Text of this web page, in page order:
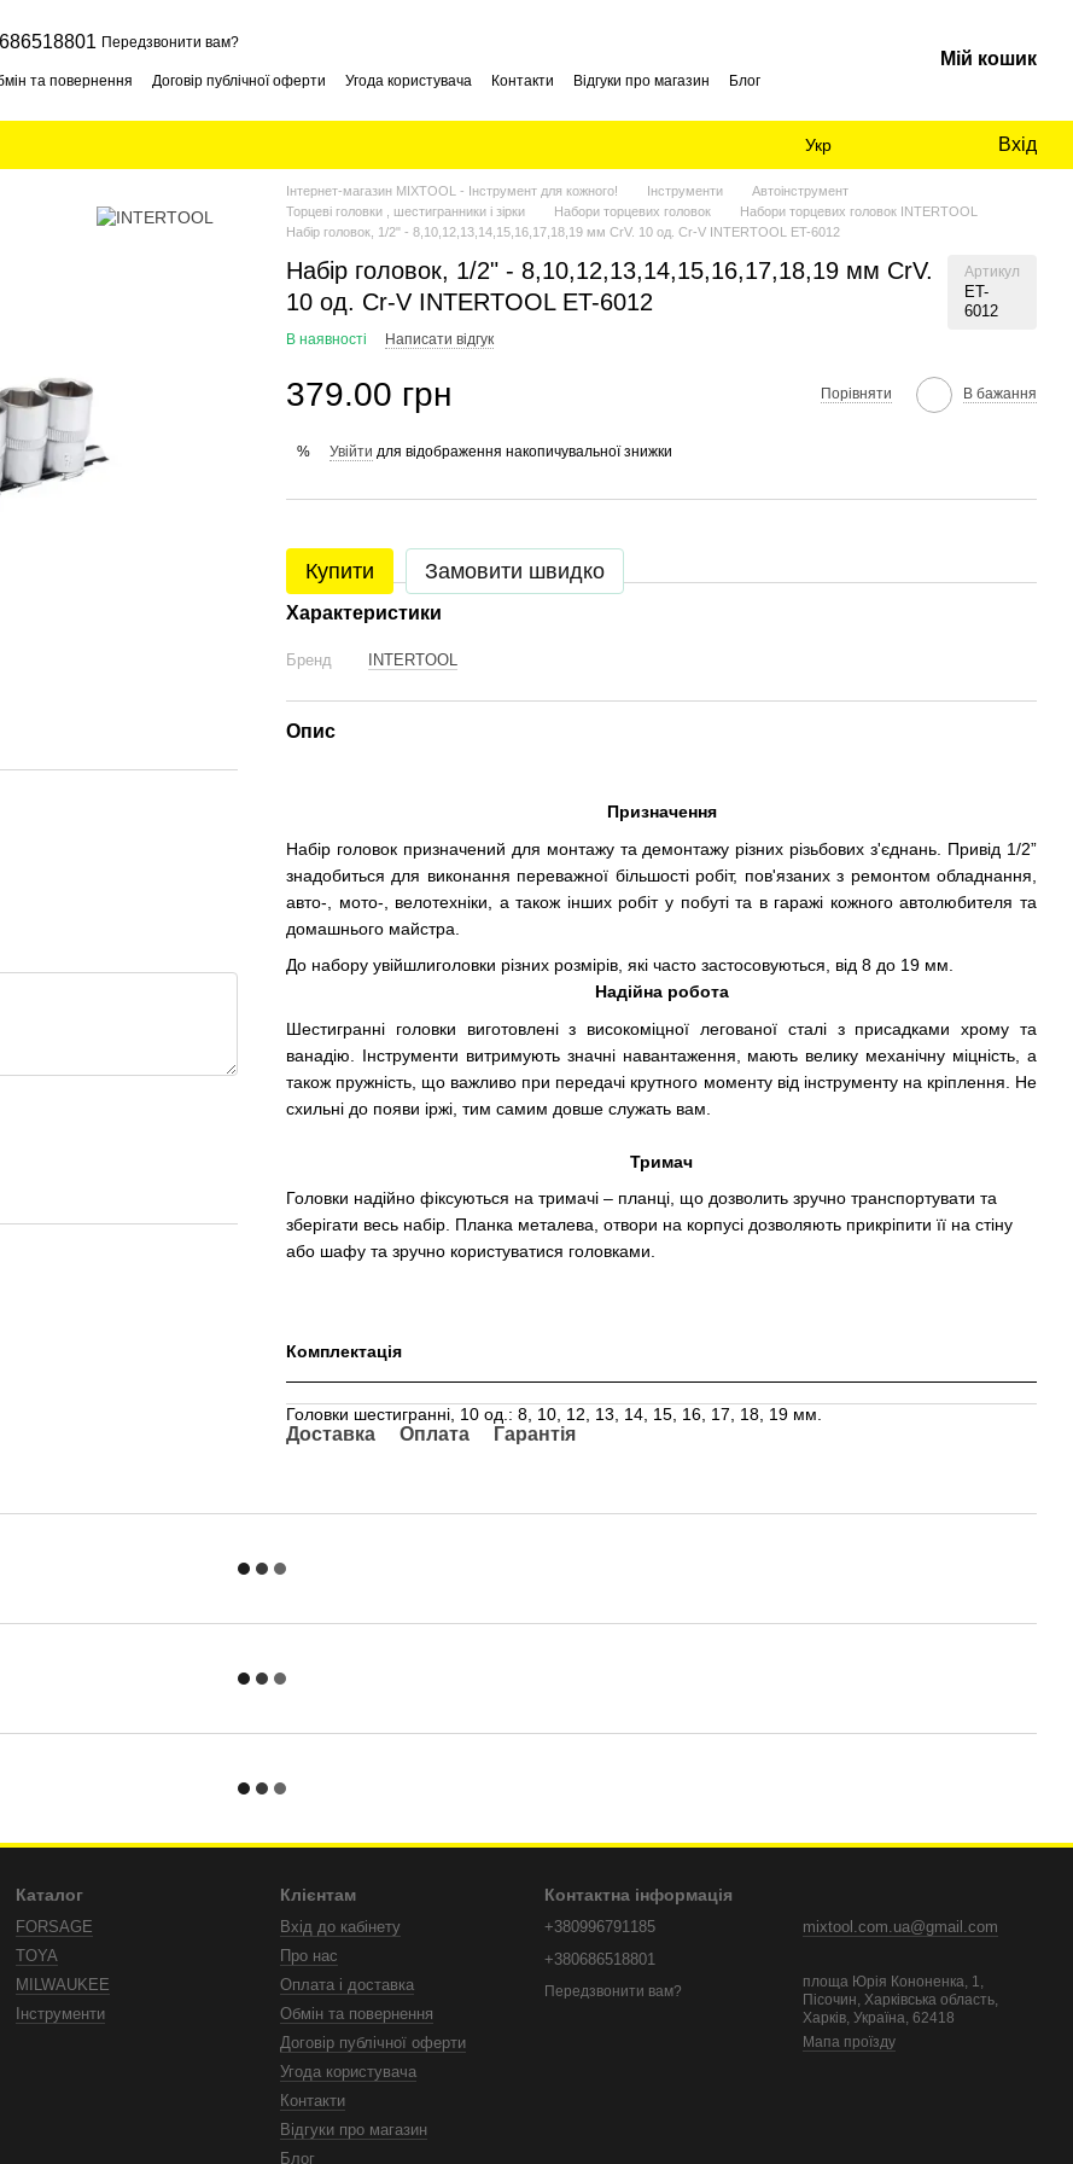
Передзвонити вам?
та повернення Договір публічної оферти Угода користувача Контакти Відгуки про магазин Блог
Мій кошик
Укр Вхід
Інтернет-магазин MIXTOOL - Інструмент для кожного! Інструменти
Автоінструмент
Торцеві головки , шестигранники і зірки
Набори торцевих головок
Набори торцевих головок INTERTOOL
Набір головок, 1/2" - 8,10,12,13,14,15,16,17,18,19 мм CrV. 10 од. Cr-V INTERTOOL ET-6012
Набір головок, 1/2" - 8,10,12,13,14,15,16,17,18,19 мм CrV.
10 од. Cr-V INTERTOOL ET-6012
Артикул
ET-
6012
В наявності Написати відгук
379.00 грн Порівняти В бажання
% Увійти для відображення накопичувальної знижки
Купити Замовити швидко
Характеристики
Бренд INTERTOOL
Опис
Призначення
Набір головок призначений для монтажу та демонтажу різних різьбових з'єднань. Привід 1/2”
знадобиться для виконання переважної більшості робіт, пов'язаних з ремонтом обладнання,
авто-, мото-, велотехніки, а також інших робіт у побуті та в гаражі кожного автолюбителя та
домашнього майстра.
До набору увійшлиголовки різних розмірів, які часто застосовуються, від 8 до 19 мм.
Надійна робота
Шестигранні головки виготовлені з високоміцної легованої сталі з присадками хрому та
ванадію. Інструменти витримують значні навантаження, мають велику механічну міцність, а
також пружність, що важливо при передачі крутного моменту від інструменту на кріплення. Не
схильні до появи іржі, тим самим довше служать вам.
Тримач
Головки надійно фіксуються на тримачі – планці, що дозволить зручно транспортувати та
зберігати весь набір. Планка металева, отвори на корпусі дозволяють прикріпити її на стіну
або шафу та зручно користуватися головками.
Комплектація
Головки шестигранні, 10 од.: 8, 10, 12, 13, 14, 15, 16, 17, 18, 19 мм.
Доставка Оплата Гарантія
Каталог
FORSAGE
TOYA
MILWAUKEE
Інструменти
Клієнтам
Вхід до кабінету
Про нас
Оплата і доставка
Обмін та повернення
Договір публічної оферти
Угода користувача
Контакти
Відгуки про магазин
Блог
Контактна інформація
+380996791185
+380686518801
Передзвонити вам?
mixtool.com.ua@gmail.com
площа Юрія Кононенка, 1,
Пісочин, Харківська область,
Харків, Україна, 62418
Мапа проїзду